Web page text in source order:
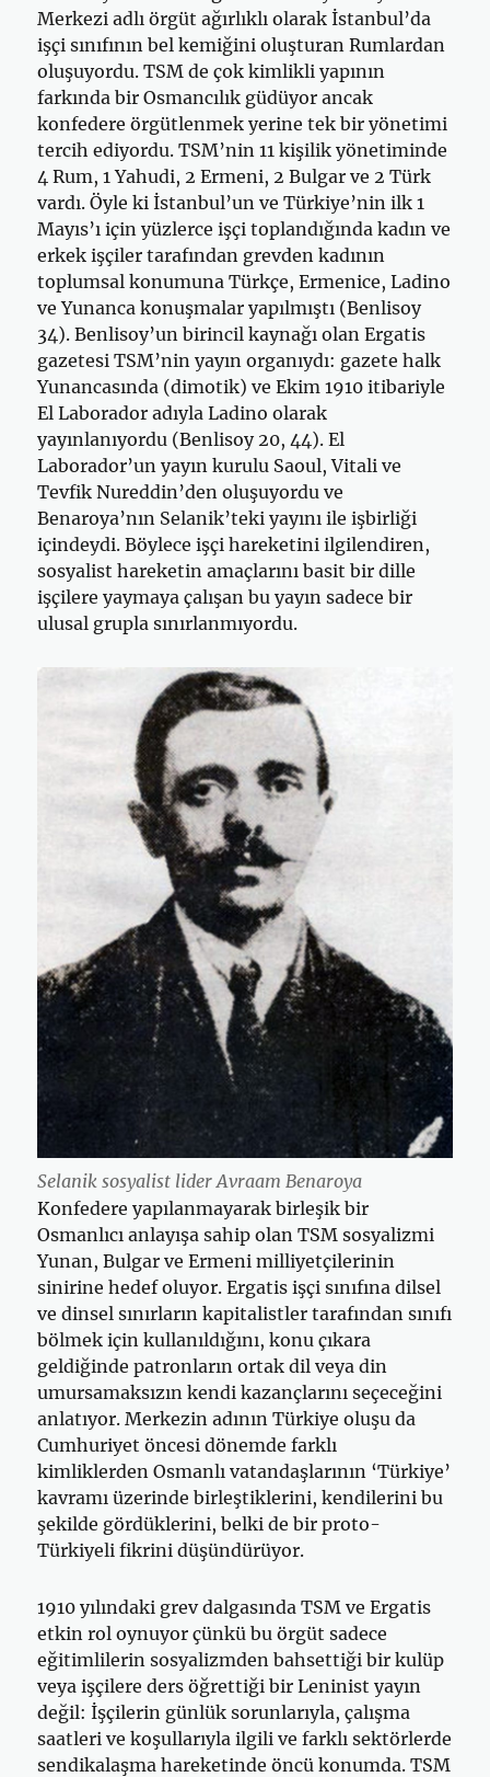
Merkezi adlı örgüt ağırlıklı olarak İstanbul’da
işçi sınıfının bel kemiğini oluşturan Rumlardan
oluşuyordu. TSM de çok kimlikli yapının
farkında bir Osmancılık güdüyor ancak
konfedere örgütlenmek yerine tek bir yönetimi
tercih ediyordu. TSM’nin 11 kişilik yönetiminde
4 Rum, 1 Yahudi, 2 Ermeni, 2 Bulgar ve 2 Türk
vardı. Öyle ki İstanbul’un ve Türkiye’nin ilk 1
Mayıs’ı için yüzlerce işçi toplandığında kadın ve
erkek işçiler tarafından grevden kadının
toplumsal konumuna Türkçe, Ermenice, Ladino
ve Yunanca konuşmalar yapılmıştı (Benlisoy
34). Benlisoy’un birincil kaynağı olan Ergatis
gazetesi TSM’nin yayın organıydı: gazete halk
Yunancasında (dimotik) ve Ekim 1910 itibariyle
El Laborador adıyla Ladino olarak
yayınlanıyordu (Benlisoy 20, 44). El
Laborador’un yayın kurulu Saoul, Vitali ve
Tevfik Nureddin’den oluşuyordu ve
Benaroya’nın Selanik’teki yayını ile işbirliği
içindeydi. Böylece işçi hareketini ilgilendiren,
sosyalist hareketin amaçlarını basit bir dille
işçilere yaymaya çalışan bu yayın sadece bir
ulusal grupla sınırlanmıyordu.
Selanik sosyalist lider Avraam Benaroya
Konfedere yapılanmayarak birleşik bir
Osmanlıcı anlayışa sahip olan TSM sosyalizmi
Yunan, Bulgar ve Ermeni milliyetçilerinin
sinirine hedef oluyor. Ergatis işçi sınıfına dilsel
ve dinsel sınırların kapitalistler tarafından sınıfı
bölmek için kullanıldığını, konu çıkara
geldiğinde patronların ortak dil veya din
umursamaksızın kendi kazançlarını seçeceğini
anlatıyor. Merkezin adının Türkiye oluşu da
Cumhuriyet öncesi dönemde farklı
kimliklerden Osmanlı vatandaşlarının ‘Türkiye’
kavramı üzerinde birleştiklerini, kendilerini bu
şekilde gördüklerini, belki de bir proto-
Türkiyeli fikrini düşündürüyor.
1910 yılındaki grev dalgasında TSM ve Ergatis
etkin rol oynuyor çünkü bu örgüt sadece
eğitimlilerin sosyalizmden bahsettiği bir kulüp
veya işçilere ders öğrettiği bir Leninist yayın
değil: İşçilerin günlük sorunlarıyla, çalışma
saatleri ve koşullarıyla ilgili ve farklı sektörlerde
sendikalaşma hareketinde öncü konumda. TSM